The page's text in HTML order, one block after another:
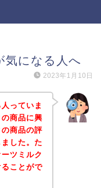
気になる人へ
2023年1月10日
っていま
商品に興
商品の評
した。た
ツミルク
ことがで